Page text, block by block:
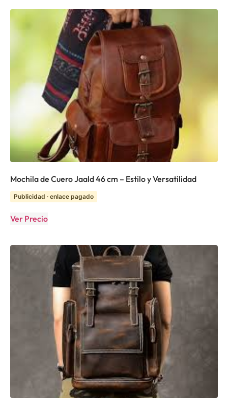
Mochila de Cuero Jaald 46 cm – Estilo y Versatilidad
Publicidad · enlace pagado
Ver Precio